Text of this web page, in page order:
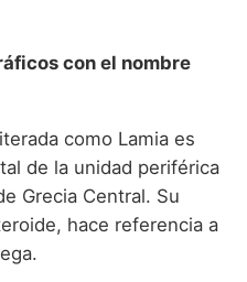
con el nombre
como Lamia es
de la unidad periférica
Grecia Central. Su
hace referencia a